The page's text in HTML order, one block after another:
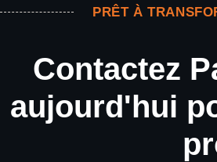
PRÊT À
Contactez
aujourd'hui